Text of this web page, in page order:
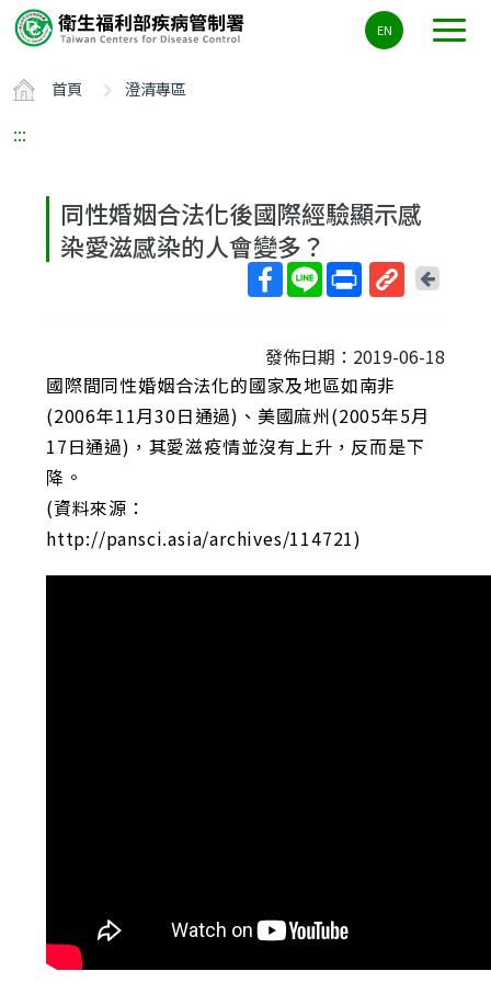
要
容
ALT+C
EN
首頁 澄清專區
:::
同性婚姻合法化後國際經驗顯示感
染愛滋感染的人會變多？
短
網
址
回
頁
發佈日期：2019-06-18
國際間同性婚姻合法化的國家及地區如南非
(2006年11月30日通過)、美國麻州(2005年5月
17日通過)，其愛滋疫情並沒有上升，反而是下
降。
(資料來源：
http://pansci.asia/archives/114721)